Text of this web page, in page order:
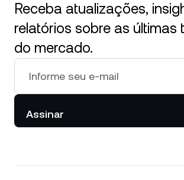
Receba atualizações,
relatórios sobre as últimas
do mercado.
Assinar